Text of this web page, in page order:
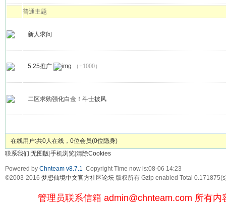
普通主题
新人求问
5.25推广 （+1000）
二区求购强化白金！斗士披风
在线用户:共0人在线，0位会员(0位隐身)
联系我们|无图版|手机浏览|清除Cookies
Powered by Chnteam v8.7.1 Copyright Time now is:08-06 14:23
©2003-2016 梦想仙境中文官方社区论坛 版权所有 Gzip enabled Total
管理员联系信箱 admin@chnteam.com 所有内